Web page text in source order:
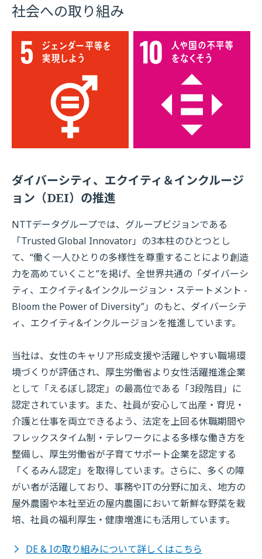
社会への取り組み
ダイバーシティ、エクイティ＆インクルージ
ョン（DEI）の推進
NTTデータグループでは、グループビジョンである
「Trusted Global Innovator」の3本柱のひとつとし
て、“働く一人ひとりの多様性を尊重することにより創造
力を高めていくこと”を掲げ、全世界共通の「ダイバーシ
ティ、エクイティ&インクルージョン・ステートメント -
Bloom the Power of Diversity”」のもと、ダイバーシテ
ィ、エクイティ&インクルージョンを推進しています。
当社は、女性のキャリア形成支援や活躍しやすい職場環
境づくりが評価され、厚生労働省より女性活躍推進企業
として「えるぼし認定」の最高位である「3段階目」に
認定されています。また、社員が安心して出産・育児・
介護と仕事を両立できるよう、法定を上回る休職期間や
フレックスタイム制・テレワークによる多様な働き方を
整備し、厚生労働省が子育てサポート企業を認定する
「くるみん認定」を取得しています。さらに、多くの障
がい者が活躍しており、事務やITの分野に加え、地方の
屋外農園や本社至近の屋内農園において新鮮な野菜を栽
培、社員の福利厚生・健康増進にも活用しています。
DE & Iの取り組みについて詳しくはこちら